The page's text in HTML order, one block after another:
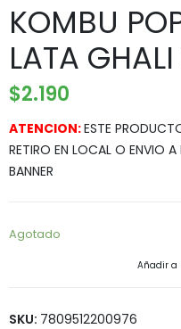
KOMBU
LATA
$2.190
ATENCION:ESTE
RETIRO EN LOCAL O ENVIO
BANNER
Agotado
Añadir a
SKU: 7809512200976